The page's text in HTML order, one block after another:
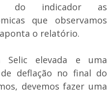
do indicador as
que observamos
o relatório.
Selic elevada e uma
deflação no final do
devemos fazer uma